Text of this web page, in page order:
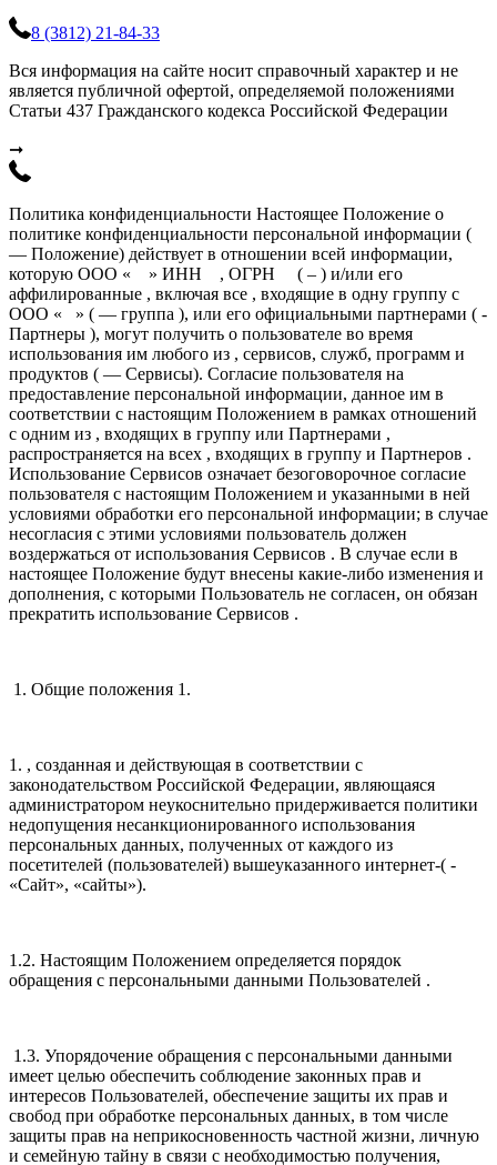
8 (3812) 21-84-33
Вся информация на сайте носит справочный характер и не
является публичной офертой, определяемой положениями
Статьи 437 Гражданского кодекса Российской Федерации
➞
Политика конфиденциальности Настоящее Положение о
политике конфиденциальности персональной информации (
— Положение) действует в отношении всей информации,
которую ООО « » ИНН , ОГРН ( – ) и/или его
аффилированные , включая все , входящие в одну группу с
ООО « » ( — группа ), или его официальными партнерами ( -
Партнеры ), могут получить о пользователе во время
использования им любого из , сервисов, служб, программ и
продуктов ( — Сервисы). Согласие пользователя на
предоставление персональной информации, данное им в
соответствии с настоящим Положением в рамках отношений
с одним из , входящих в группу или Партнерами ,
распространяется на всех , входящих в группу и Партнеров .
Использование Сервисов означает безоговорочное согласие
пользователя с настоящим Положением и указанными в ней
условиями обработки его персональной информации; в случае
несогласия с этими условиями пользователь должен
воздержаться от использования Сервисов . В случае если в
настоящее Положение будут внесены какие-либо изменения и
дополнения, с которыми Пользователь не согласен, он обязан
прекратить использование Сервисов .
1. Общие положения 1.
1. , созданная и действующая в соответствии с
законодательством Российской Федерации, являющаяся
администратором неукоснительно придерживается политики
недопущения несанкционированного использования
персональных данных, полученных от каждого из
посетителей (пользователей) вышеуказанного интернет-( -
«Сайт», «сайты»).
1.2. Настоящим Положением определяется порядок
обращения с персональными данными Пользователей .
1.3. Упорядочение обращения с персональными данными
имеет целью обеспечить соблюдение законных прав и
интересов Пользователей, обеспечение защиты их прав и
свобод при обработке персональных данных, в том числе
защиты прав на неприкосновенность частной жизни, личную
и семейную тайну в связи с необходимостью получения,